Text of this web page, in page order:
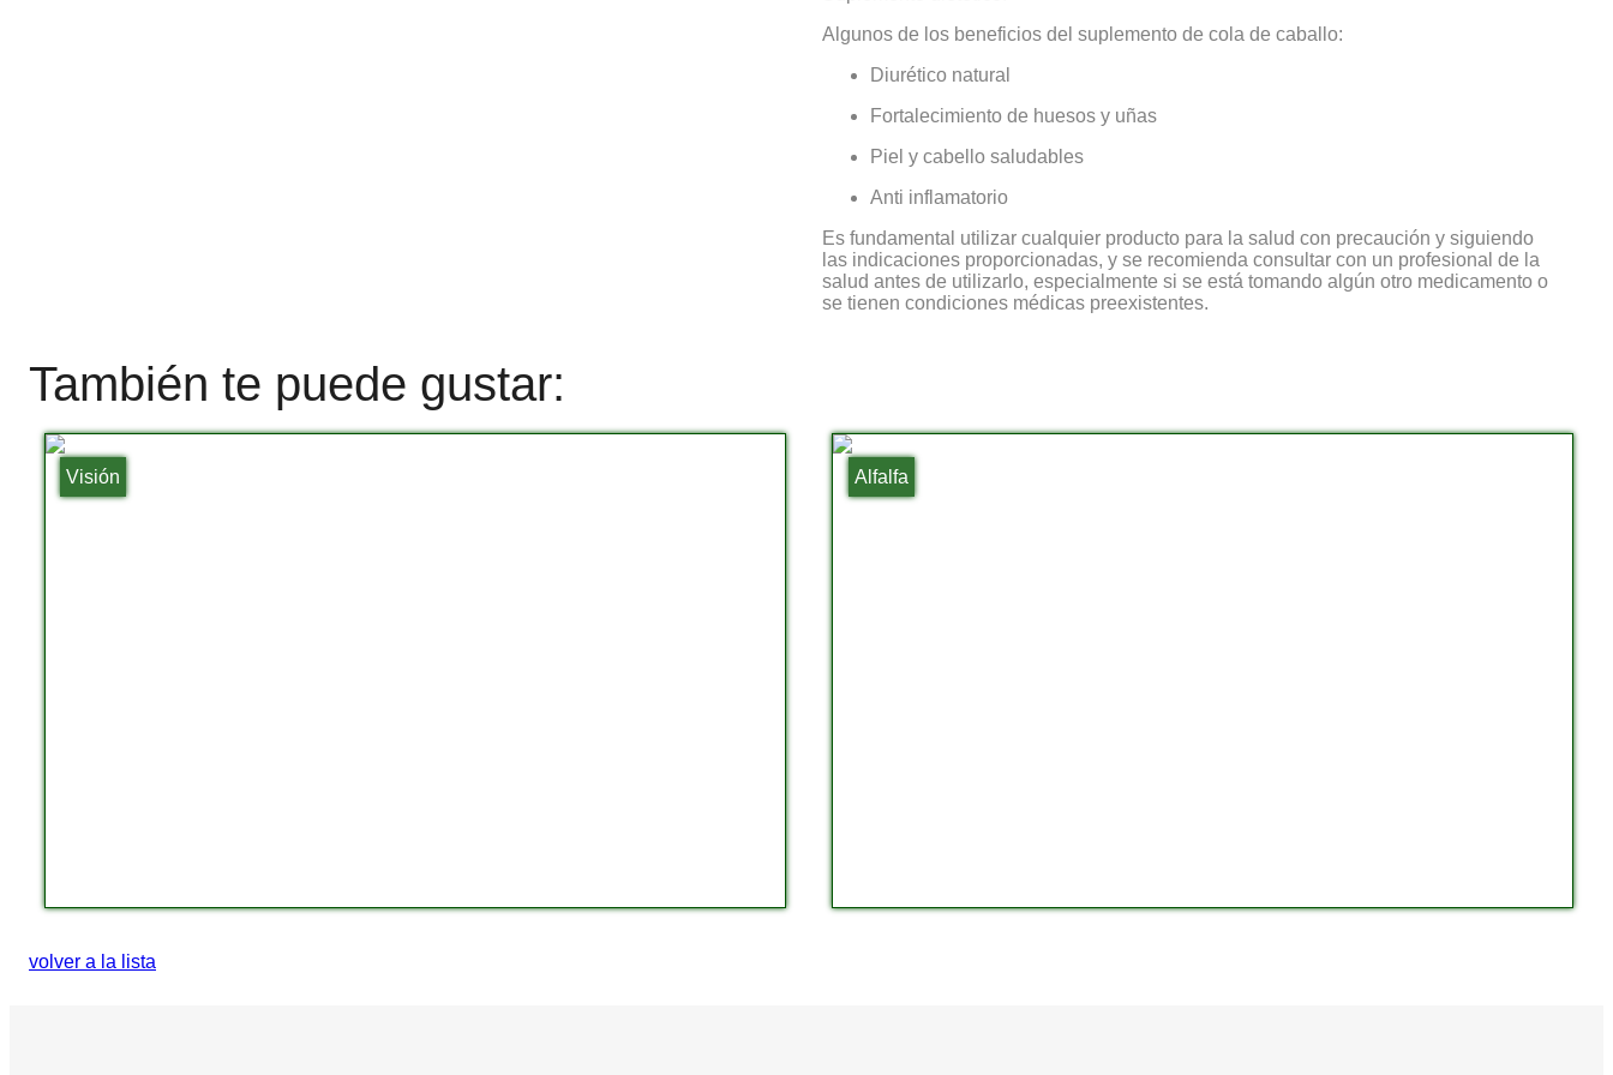
Algunos de los beneficios del suplemento de cola de caballo:
Diurético natural
Fortalecimiento de huesos y uñas
Piel y cabello saludables
Anti inflamatorio
Es fundamental utilizar cualquier producto para la salud con precaución y siguiendo
las indicaciones proporcionadas, y se recomienda consultar con un profesional de la
salud antes de utilizarlo, especialmente si se está tomando algún otro medicamento o
se tienen condiciones médicas preexistentes.
También te puede gustar:
Visión Alfalfa
volver a la lista